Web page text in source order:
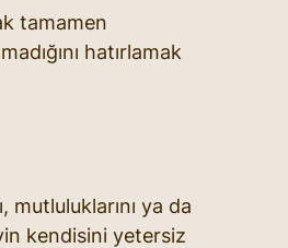
tamamen
hatırlamak
mutluluklarını ya da
kendisini yetersiz